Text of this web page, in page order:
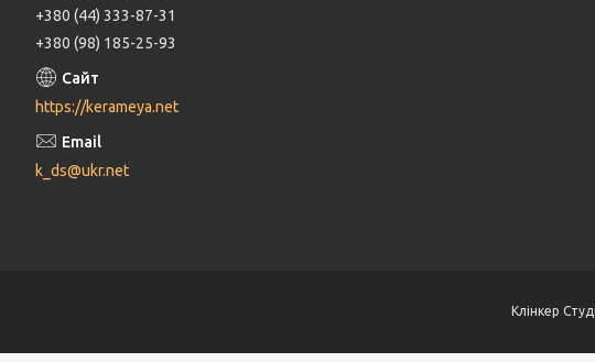
+380 (44) 333-87-31
+380 (98) 185-25-93
https://kerameya.net
k_ds@ukr.net